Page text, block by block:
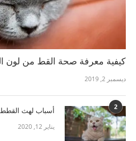
كيفية معرفة صحة القط من لون
ديسمبر 2, 2019
2 أسباب لهث القطط
يناير 12, 2020